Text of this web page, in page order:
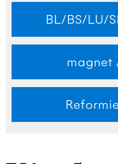
BL/BS/LU/
magnet